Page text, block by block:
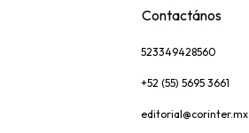
Contactános
523349428560
+52 (55) 5695 3661
editorial@corinter.mx